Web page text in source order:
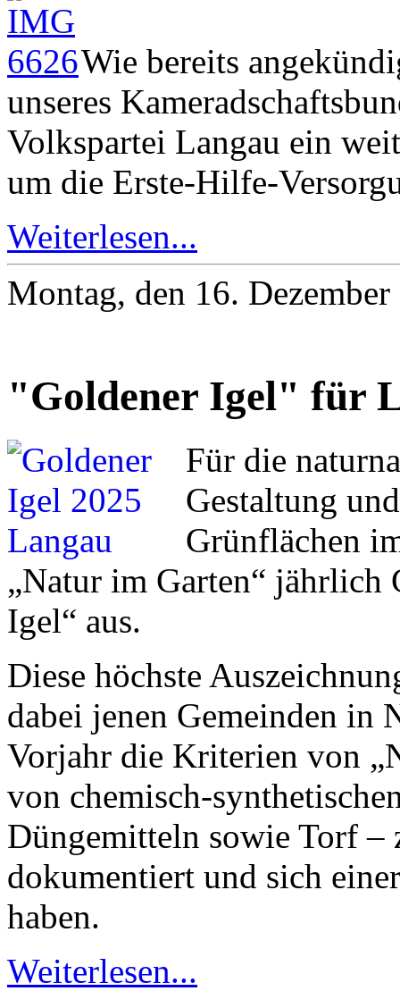
Wie bereits
unseres
Volkspartei Langau ein
um die Erste-Hilfe-
Weiterlesen...
Montag, den 16.
"Goldener Igel" für
Für die
Gestaltung
Grünflächen
„Natur im Garten“ jährlich
Igel“ aus.
Diese höchste
dabei jenen Gemeinden in
Vorjahr die Kriterien von
von chemisch-
Düngemitteln sowie Torf
dokumentiert und sich
haben.
Weiterlesen...